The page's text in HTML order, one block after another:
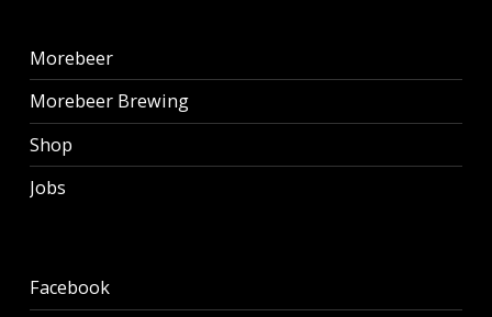
Morebeer
Morebeer Brewing
Shop
Jobs
Facebook